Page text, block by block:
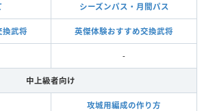
シーズンパス・月間パス
換武将 英傑体験おすすめ交換武将
-
中上級者向け
攻城用編成の作り方